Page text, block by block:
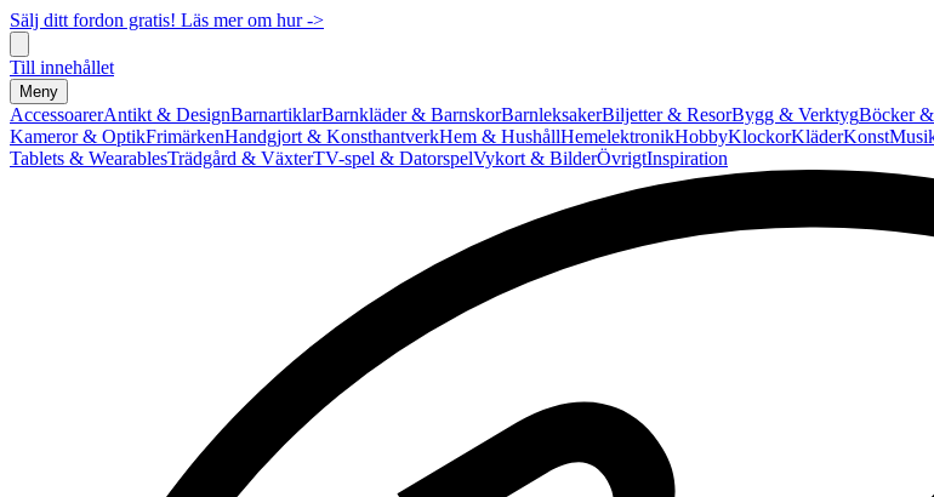
Sälj ditt fordon gratis! Läs mer om hur ->
Till innehållet
Meny
AccessoarerAntikt & DesignBarnartiklarBarnkläder & BarnskorBarnleksakerBiljetter & ResorBygg & VerktygBöcker
Kameror & OptikFrimärkenHandgjort & KonsthantverkHem & HushållHemelektronikHobbyKlockorKläderKonst
Tablets & WearablesTrädgård & VäxterTV-spel & DatorspelVykort & BilderÖvrigtInspiration